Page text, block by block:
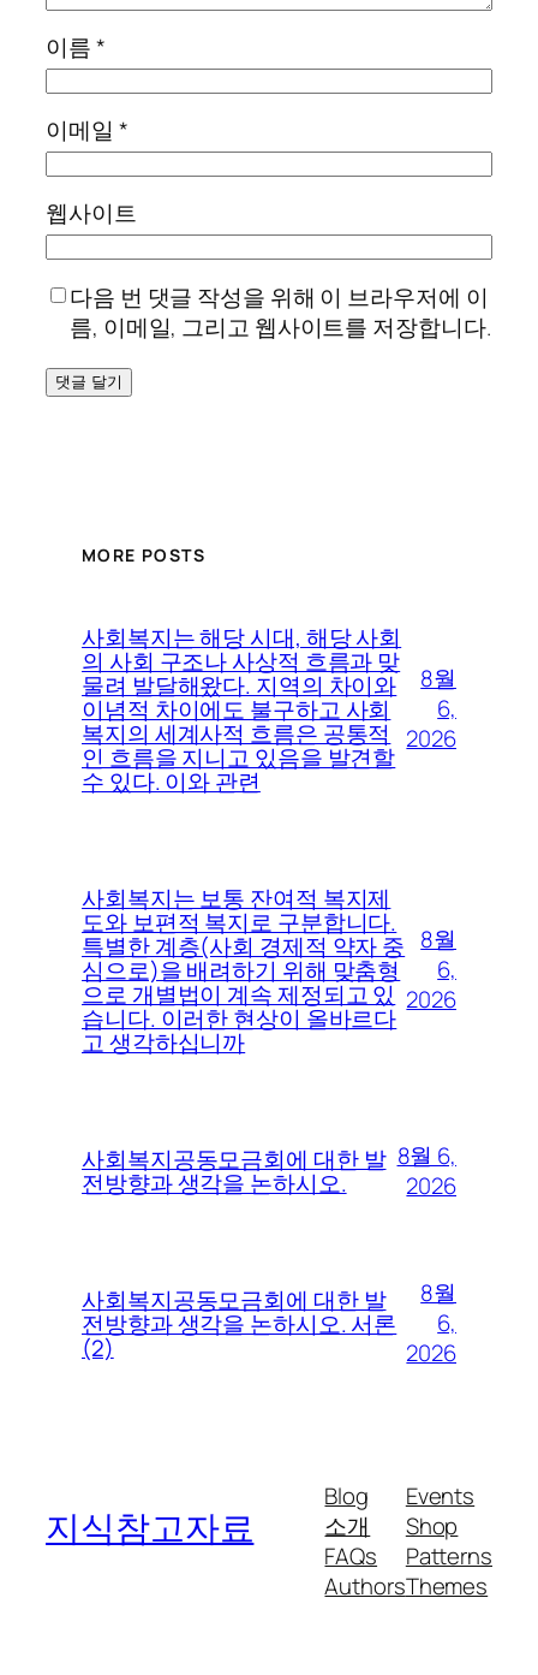
이름*
이메일 *
웹사이트
다음 번 댓글 작성을 위해 이 브라우저에 이
름, 이메일, 그리고 웹사이트를 저장합니다.
MORE POSTS
사회복지는 해당 시대, 해당 사회
의 사회 구조나 사상적 흐름과 맞
물려 발달해왔다. 지역의 차이와
이념적 차이에도 불구하고 사회
복지의 세계사적 흐름은 공통적
인 흐름을 지니고 있음을 발견할
수 있다. 이와 관련
8월
6,
2026
사회복지는 보통 잔여적 복지제
도와 보편적 복지로 구분합니다.
특별한 계층(사회 경제적 약자 중
심으로)을 배려하기 위해 맞춤형
으로 개별법이 계속 제정되고 있
습니다. 이러한 현상이 올바르다
고 생각하십니까
8월
6,
2026
사회복지공동모금회에 대한 발
전방향과 생각을 논하시오.
8월 6,
2026
사회복지공동모금회에 대한 발
전방향과 생각을 논하시오. 서론
(2)
8월
6,
2026
지식참고자료
Blog
소개
FAQs
Authors
Events
Shop
Patterns
Themes